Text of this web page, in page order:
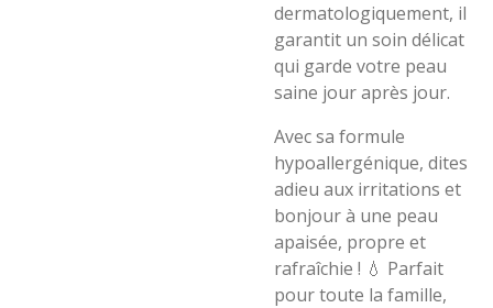
dermatologiquement, il
garantit un soin délicat
qui garde votre peau
saine jour après jour.
Avec sa formule
hypoallergénique, dites
adieu aux irritations et
bonjour à une peau
apaisée, propre et
rafraîchie ! 💧 Parfait
pour toute la famille,